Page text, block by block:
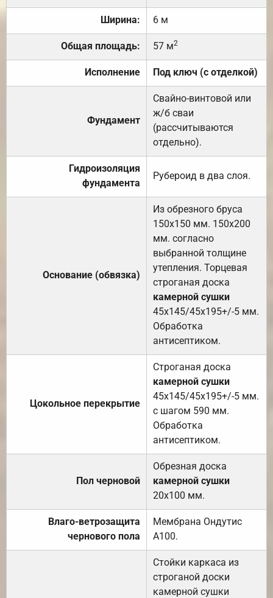
Ширина: 6 м
Общая площадь: 57 м2
Исполнение Под ключ (с отделкой)
Фундамент
Свайно-винтовой или
ж/б сваи
(рассчитываются
отдельно).
Гидроизоляция
фундамента
Рубероид в два слоя.
Основание (обвязка)
Из обрезного бруса
150х150 мм. 150х200
мм. согласно
выбранной толщине
утепления. Торцевая
строганая доска
камерной сушки
45х145/45х195+/-5 мм.
Обработка
антисептиком.
Цокольное перекрытие
Строганая доска
камерной сушки
45х145/45х195+/-5 мм.
с шагом 590 мм.
Обработка
антисептиком.
Пол черновой
Обрезная доска
камерной сушки
20х100 мм.
Влаго-ветрозащита
чернового пола
Мембрана Ондутис
А100.
Стойки каркаса из
строганой доски
камерной сушки